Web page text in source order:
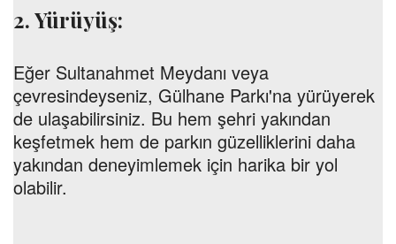
2. Yürüyüş:
Eğer Sultanahmet Meydanı veya
çevresindeyseniz, Gülhane Parkı'na yürüyerek
de ulaşabilirsiniz. Bu hem şehri yakından
keşfetmek hem de parkın güzelliklerini daha
yakından deneyimlemek için harika bir yol
olabilir.